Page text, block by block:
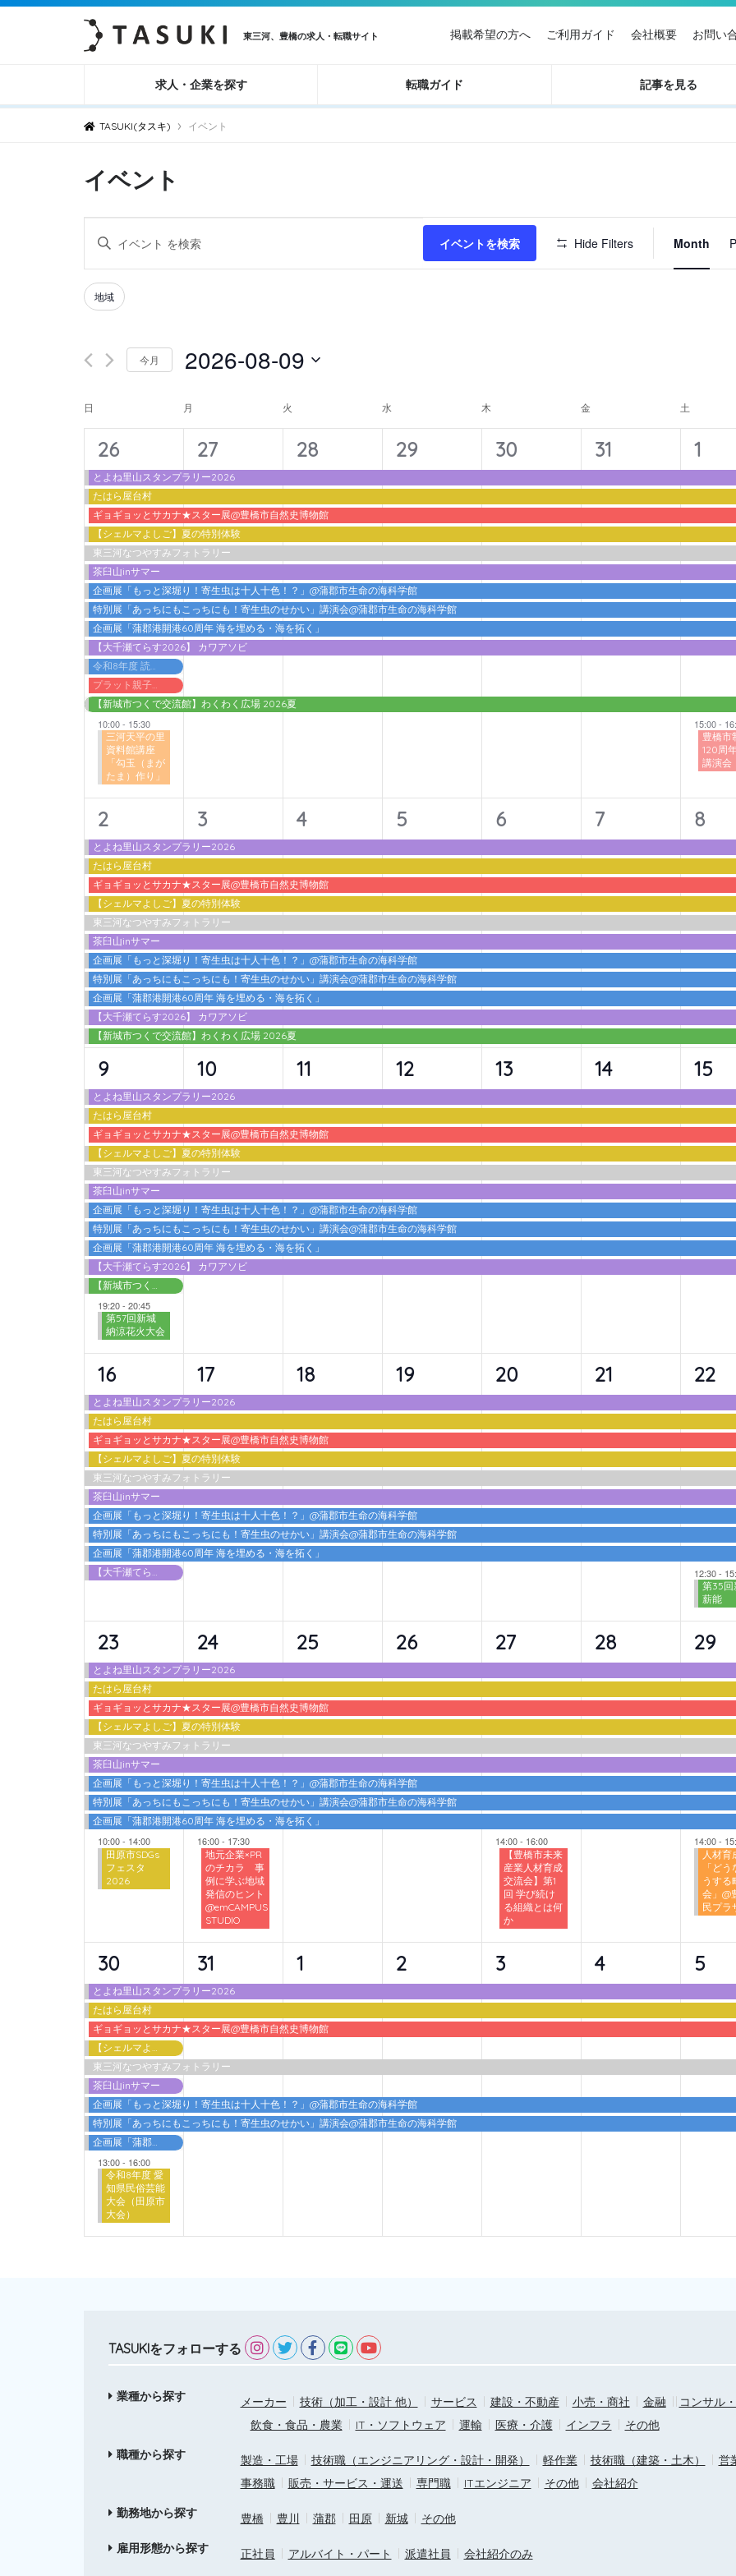
東三河、豊橋の求人・転職サイト 掲載希望の方へ ご利用ガイド 会社概要 お問い
求人・企業を探す 転職ガイド 記事を見る
TASUKI(タスキ) › イベント
イベント
イ
ベ
ン
ト
検
し
て
ナ
ビ
ゲ
ー
シ
ョ
ン
を
表
示
ワ
ー
を
く
だ
さ
い。
キ
ー
ワ
ー
ド
で
イ
索
し
ま
す。
イベントを検索 Hide Filters
ベ
ン
ョ
ン
Month
Filters
Changing
any
the
inputs
will
cause
the
list
of
events
to
refresh
with
the
filtered
results.
地域
今月 2026-08-09
付
を
択
イ
ベ
ン
ト
の
カ
レ
ン
ダ
ー
日 月 火 水 木 金 土
14
イ
ベ
ン
ト,
26
とよね里山スタンプラリー2026
たはら屋台村
ギョギョッとサカナ★スター展@豊橋市自然史博物館
【シェルマよしご】夏の特別体験
東三河なつやすみフォトラリー
茶臼山inサマー
企画展「もっと深堀り！寄生虫は十人十色！？」@蒲郡市生命の海科学館
特別展「あっちにもこっちにも！寄生虫のせかい」講演会@蒲郡市生命の海科学館
企画展「蒲郡港開港60周年 海を埋める・海を拓く」
【大千瀬てらす2026】 カワアソビ
令和8年度 読書感想文書いちゃうデー@蒲郡市立図書館
プラット親子わくわくプログラム2026 アガット＆アドリアン『ノ．ルム －ふたりのバランス－』
【新城市つくで交流館】わくわく広場 2026夏
10:00- 15:30
三河天平の里
資料館講座
「勾玉（まが
たま）作り」
11
イ
ベ
ン
ト,
27
11
イ
ベ
ン
ト,
28
11
イ
ベ
ン
ト,
29
11
イ
ベ
ン
ト,
30
11
イ
ベ
ン
ト,
31
12
イ
ベ
ン
ト,
1
15:00-
豊橋市
120周
講演会
11
イ
ベ
ン
ト,
2
とよね里山スタンプラリー2026
たはら屋台村
ギョギョッとサカナ★スター展@豊橋市自然史博物館
【シェルマよしご】夏の特別体験
東三河なつやすみフォトラリー
茶臼山inサマー
企画展「もっと深堀り！寄生虫は十人十色！？」@蒲郡市生命の海科学館
特別展「あっちにもこっちにも！寄生虫のせかい」講演会@蒲郡市生命の海科学館
企画展「蒲郡港開港60周年 海を埋める・海を拓く」
【大千瀬てらす2026】 カワアソビ
【新城市つくで交流館】わくわく広場 2026夏
11
イ
ベ
ン
ト,
3
11
イ
ベ
ン
ト,
4
11
イ
ベ
ン
ト,
5
11
イ
ベ
ン
ト,
6
11
イ
ベ
ン
ト,
7
11
イ
ベ
ン
ト,
8
12
イ
ベ
ン
ト,
9
とよね里山スタンプラリー2026
たはら屋台村
ギョギョッとサカナ★スター展@豊橋市自然史博物館
【シェルマよしご】夏の特別体験
東三河なつやすみフォトラリー
茶臼山inサマー
企画展「もっと深堀り！寄生虫は十人十色！？」@蒲郡市生命の海科学館
特別展「あっちにもこっちにも！寄生虫のせかい」講演会@蒲郡市生命の海科学館
企画展「蒲郡港開港60周年 海を埋める・海を拓く」
【大千瀬てらす2026】 カワアソビ
【新城市つくで交流館】わくわく広場 2026夏
19:20- 20:45
第57回新城
納涼花火大会
10
イ
ベ
ン
ト,
10
10
イ
ベ
ン
ト,
11
10
イ
ベ
ン
ト,
12
10
イ
ベ
ン
ト,
13
10
イ
ベ
ン
ト,
14
10
イ
ベ
ン
ト,
15
10
イ
ベ
ン
ト,
16
とよね里山スタンプラリー2026
たはら屋台村
ギョギョッとサカナ★スター展@豊橋市自然史博物館
【シェルマよしご】夏の特別体験
東三河なつやすみフォトラリー
茶臼山inサマー
企画展「もっと深堀り！寄生虫は十人十色！？」@蒲郡市生命の海科学館
特別展「あっちにもこっちにも！寄生虫のせかい」講演会@蒲郡市生命の海科学館
企画展「蒲郡港開港60周年 海を埋める・海を拓く」
【大千瀬てらす2026】 カワアソビ
9
イ
ベ
ン
ト,
17
9
イ
ベ
ン
ト,
18
9
イ
ベ
ン
ト,
19
9
イ
ベ
ン
ト,
20
9
イ
ベ
ン
ト,
21
10
イ
ベ
ン
ト,
22
12:30-
第35回
薪能
10
イ
ベ
ン
ト,
23
とよね里山スタンプラリー2026
たはら屋台村
ギョギョッとサカナ★スター展@豊橋市自然史博物館
【シェルマよしご】夏の特別体験
東三河なつやすみフォトラリー
茶臼山inサマー
企画展「もっと深堀り！寄生虫は十人十色！？」@蒲郡市生命の海科学館
特別展「あっちにもこっちにも！寄生虫のせかい」講演会@蒲郡市生命の海科学館
企画展「蒲郡港開港60周年 海を埋める・海を拓く」
10:00- 14:00
田原市SDGs
フェスタ
2026
10
イ
ベ
ン
ト,
24
16:00- 17:30
地元企業×PR
のチカラ 事
例に学ぶ地域
発信のヒント
@emCAMPUS
STUDIO
9
イ
ベ
ン
ト,
25
9
イ
ベ
ン
ト,
26
10
イ
ベ
ン
ト,
27
14:00- 16:00
【豊橋市未来
産業人材育成
交流会】第1
回 学び続け
る組織とは何
か
9
イ
ベ
ン
ト,
28
10
イ
ベ
ン
ト,
29
14:00-
人材育
「ど
うする
会」@
民プラ
10
イ
ベ
ン
ト,
30
とよね里山スタンプラリー2026
たはら屋台村
ギョギョッとサカナ★スター展@豊橋市自然史博物館
東三河なつやすみフォトラリー
茶臼山inサマー
企画展「もっと深堀り！寄生虫は十人十色！？」@蒲郡市生命の海科学館
特別展「あっちにもこっちにも！寄生虫のせかい」講演会@蒲郡市生命の海科学館
13:00- 16:00
令和8年度 愛
知県民俗芸能
大会（田原市
大会）
6
イ
ベ
ト,
31
6
イ
ベ
ト,
1
6
イ
ベ
ト,
2
6
イ
ベ
ト,
3
6
イ
ベ
ト,
4
6
イ
ベ
ト,
5
TASUKIをフォローする
業種から探す メーカー 技術（加工・設計 他） サービス 建設・不動産 小売・商社 金融
コンサル
飲食・食品・農業
IT・ソフトウェア 運輸 医療・介護 インフラ
その他
職種から探す
製造・工場 技術職（エンジニアリング・設計・開発） 軽作業 技術職（建築・土木）
営
事務職
販売・サービス・運送 専門職 ITエンジニア その他
会社紹介
勤務地から探す
豊橋 豊川 蒲郡 田原 新城
その他
雇用形態から探す
正社員 アルバイト・パート 派遣社員
会社紹介のみ